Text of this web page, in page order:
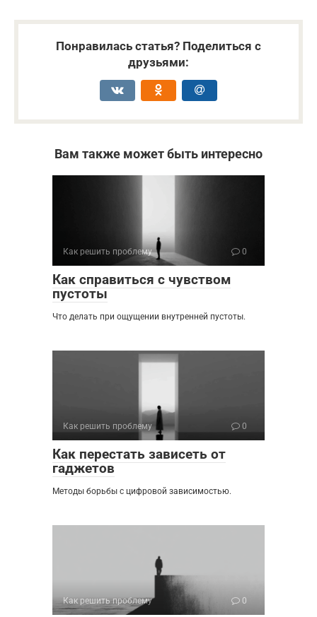
Понравилась статья? Поделиться с
друзьями:
Вам также может быть интересно
Как решить проблему 0
Как справиться с чувством
пустоты
Что делать при ощущении внутренней пустоты.
Как решить проблему 0
Как перестать зависеть от
гаджетов
Методы борьбы с цифровой зависимостью.
Как решить проблему 0